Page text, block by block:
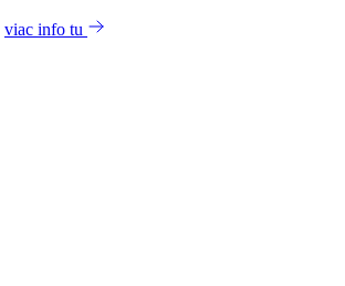
viac info tu